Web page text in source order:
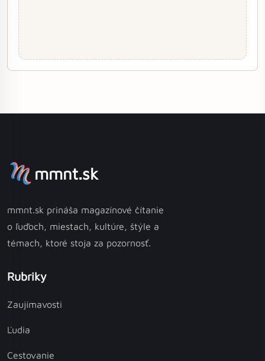
mmnt.sk
mmnt.sk prináša magazínové čítanie
o ľuďoch, miestach, kultúre, štýle a
témach, ktoré stoja za pozornosť.
Rubriky
Zaujímavosti
Ľudia
Cestovanie